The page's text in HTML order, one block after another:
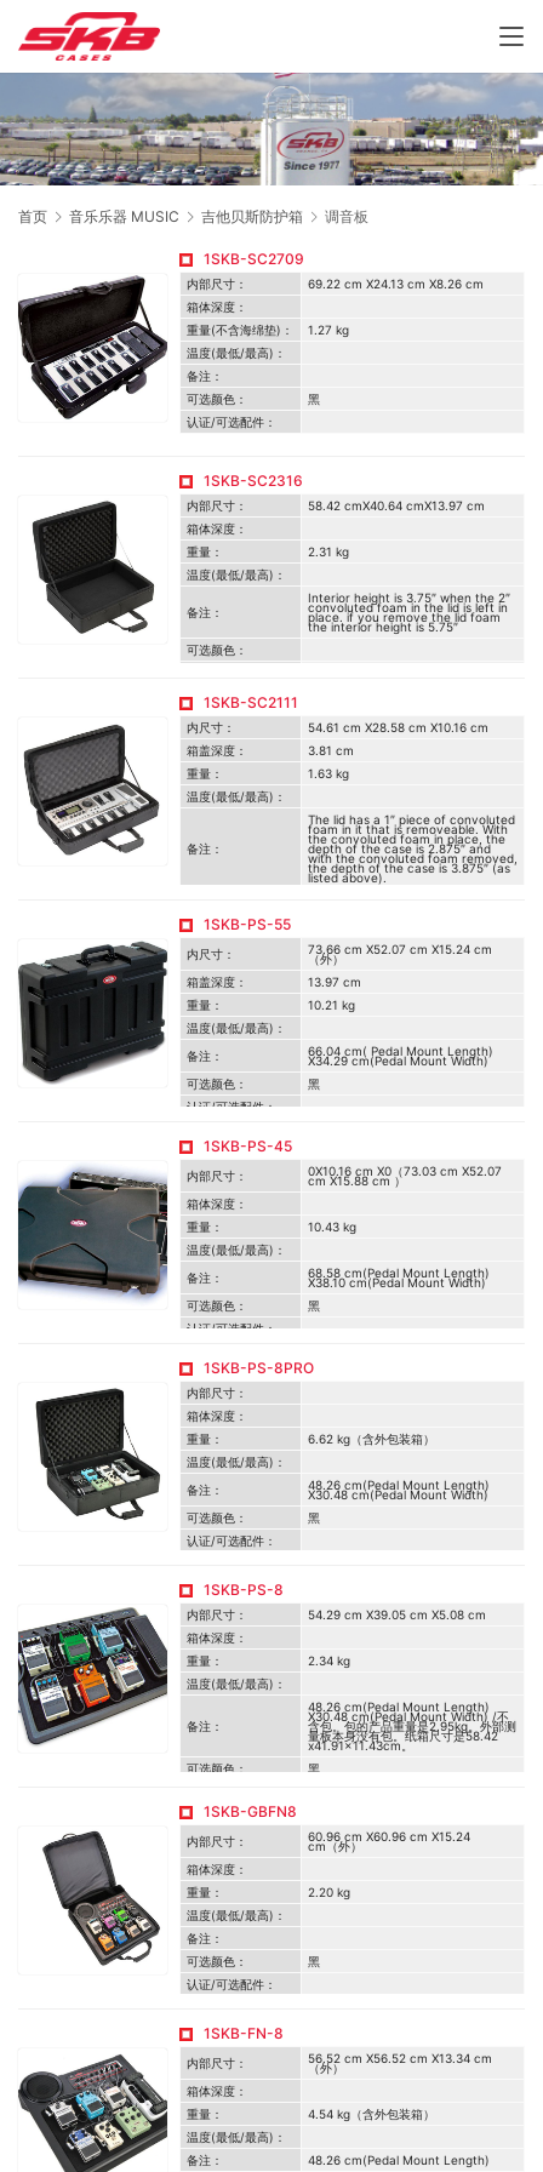
首页 音乐乐器 MUSIC 吉他贝斯防护箱 调音板
1SKB-SC2709
内部尺寸：
69.22 cm X24.13 cm X8.26 cm
箱体深度：
重量(不含海绵垫)：
1.27 kg
温度(最低/最高)：
备注：
可选颜色：
黑
认证/可选配件：
1SKB-SC2316
内部尺寸：
58.42 cmX40.64 cmX13.97 cm
箱体深度：
重量：
2.31 kg
温度(最低/最高)：
备注：
Interior height is 3.75″ when the 2″
convoluted foam in the lid is left in
place. if you remove the lid foam
the interior height is 5.75″
可选颜色：
1SKB-SC2111
内尺寸：
54.61 cm X28.58 cm X10.16 cm
箱盖深度：
3.81 cm
重量：
1.63 kg
温度(最低/最高)：
备注：
The lid has a 1″ piece of convoluted
foam in it that is removeable. With
the convoluted foam in place, the
depth of the case is 2.875″ and
with the convoluted foam removed,
the depth of the case is 3.875″ (as
listed above).
认证/可选配件：
1SKB-PS-55
内尺寸： 73.66 cm X52.07 cm X15.24 cm
（外）
箱盖深度：
13.97 cm
重量：
10.21 kg
温度(最低/最高)：
备注：
66.04 cm( Pedal Mount Length)
X34.29 cm(Pedal Mount Width)
可选颜色：
黑
认证/可选配件：
1SKB-PS-45
内部尺寸： 0X10.16 cm X0（73.03 cm X52.07
cm X15.88 cm ）
箱体深度：
重量：
10.43 kg
温度(最低/最高)：
备注：
68.58 cm(Pedal Mount Length)
X38.10 cm(Pedal Mount Width)
可选颜色：
黑
认证/可选配件：
1SKB-PS-8PRO
内部尺寸：
箱体深度：
重量：
6.62 kg（含外包装箱）
温度(最低/最高)：
备注：
48.26 cm(Pedal Mount Length)
X30.48 cm(Pedal Mount Width)
可选颜色：
黑
认证/可选配件：
1SKB-PS-8
内部尺寸：
54.29 cm X39.05 cm X5.08 cm
箱体深度：
重量：
2.34 kg
温度(最低/最高)：
备注：
48.26 cm(Pedal Mount Length)
X30.48 cm(Pedal Mount Width) /不
含包。包的产品重量是2.95kg。外部测
量板本身没有包。纸箱尺寸是58.42
x41.91×11.43cm。
可选颜色：
黑
1SKB-GBFN8
内部尺寸： 60.96 cm X60.96 cm X15.24
cm（外）
箱体深度：
重量：
2.20 kg
温度(最低/最高)：
备注：
可选颜色：
黑
认证/可选配件：
1SKB-FN-8
内部尺寸： 56.52 cm X56.52 cm X13.34 cm
（外）
箱体深度：
重量：
4.54 kg（含外包装箱）
温度(最低/最高)：
备注：
48.26 cm(Pedal Mount Length)